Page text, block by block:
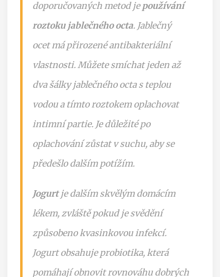
doporučovaných metod jepoužívání
roztoku jablečného octa. Jablečný
ocet má přirozené antibakteriální
vlastnosti. Můžete smíchat jeden až
dva šálky jablečného octa s teplou
vodou a tímto roztokem oplachovat
intimní partie. Je důležité po
oplachování zůstat v suchu, aby se
předešlo dalším potížím.
Jogurtje dalším skvělým domácím
lékem, zvláště pokud je svědění
způsobeno kvasinkovou infekcí.
Jogurt obsahuje probiotika, která
pomáhají obnovit rovnováhu dobrých